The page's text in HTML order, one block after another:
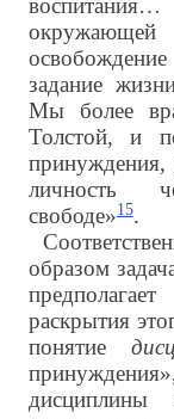
задание
Мы более
Толстой, и
принуждения,
личность
свободе»15.
образом
раскрытия
понятие